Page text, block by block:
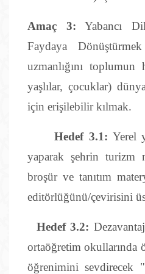
Amaç 3: Yabancı
Faydaya
uzmanlığını
yaşlılar, çocuklar)
için erişilebilir kılmak.
Hedef 3.1: Yerel
yaparak şehrin turizm
broşür ve tanıtım
editörlüğünü/çevirisini
Hedef 3.2:
ortaöğretim okullarında
öğrenimini sevdirecek